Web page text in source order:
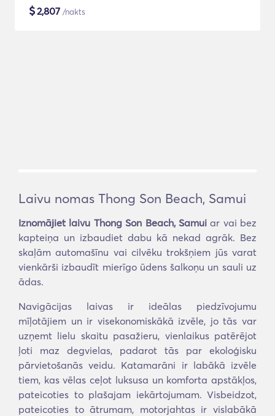
$2,807 /nakts
Laivu nomas Thong Son Beach, Samui
Iznomājiet laivu Thong Son Beach, Samuiar vai bez
kapteiņa un izbaudiet dabu kā nekad agrāk. Bez
skaļām automašīnu vai cilvēku trokšņiem jūs varat
vienkārši izbaudīt mierīgo ūdens šalkoņu un sauli uz
ādas.
Navigācijas laivas ir ideālas piedzīvojumu
mīļotājiem un ir visekonomiskākā izvēle, jo tās var
uzņemt lielu skaitu pasažieru, vienlaikus patērējot
ļoti maz degvielas, padarot tās par ekoloģisku
pārvietošanās veidu. Katamarāni ir labākā izvēle
tiem, kas vēlas ceļot luksusa un komforta apstākļos,
pateicoties to plašajam iekārtojumam. Visbeidzot,
pateicoties to ātrumam, motorjahtas ir vislabākā